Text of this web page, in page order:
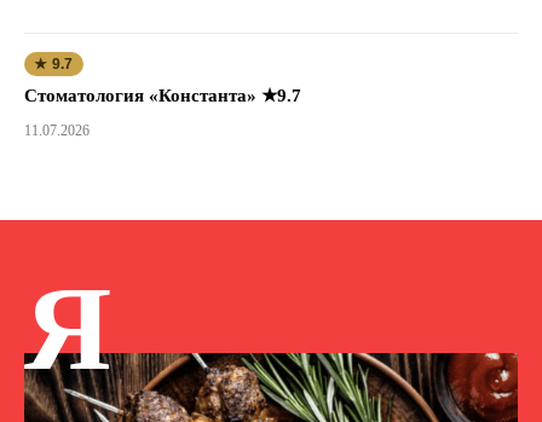
★ 9.7
Стоматология «Константа» ★9.7
11.07.2026
Я